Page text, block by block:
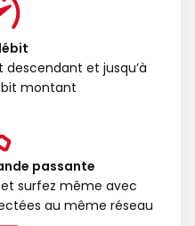
descendant et jusqu’à
montant
passante
surfez même avec
au même réseau